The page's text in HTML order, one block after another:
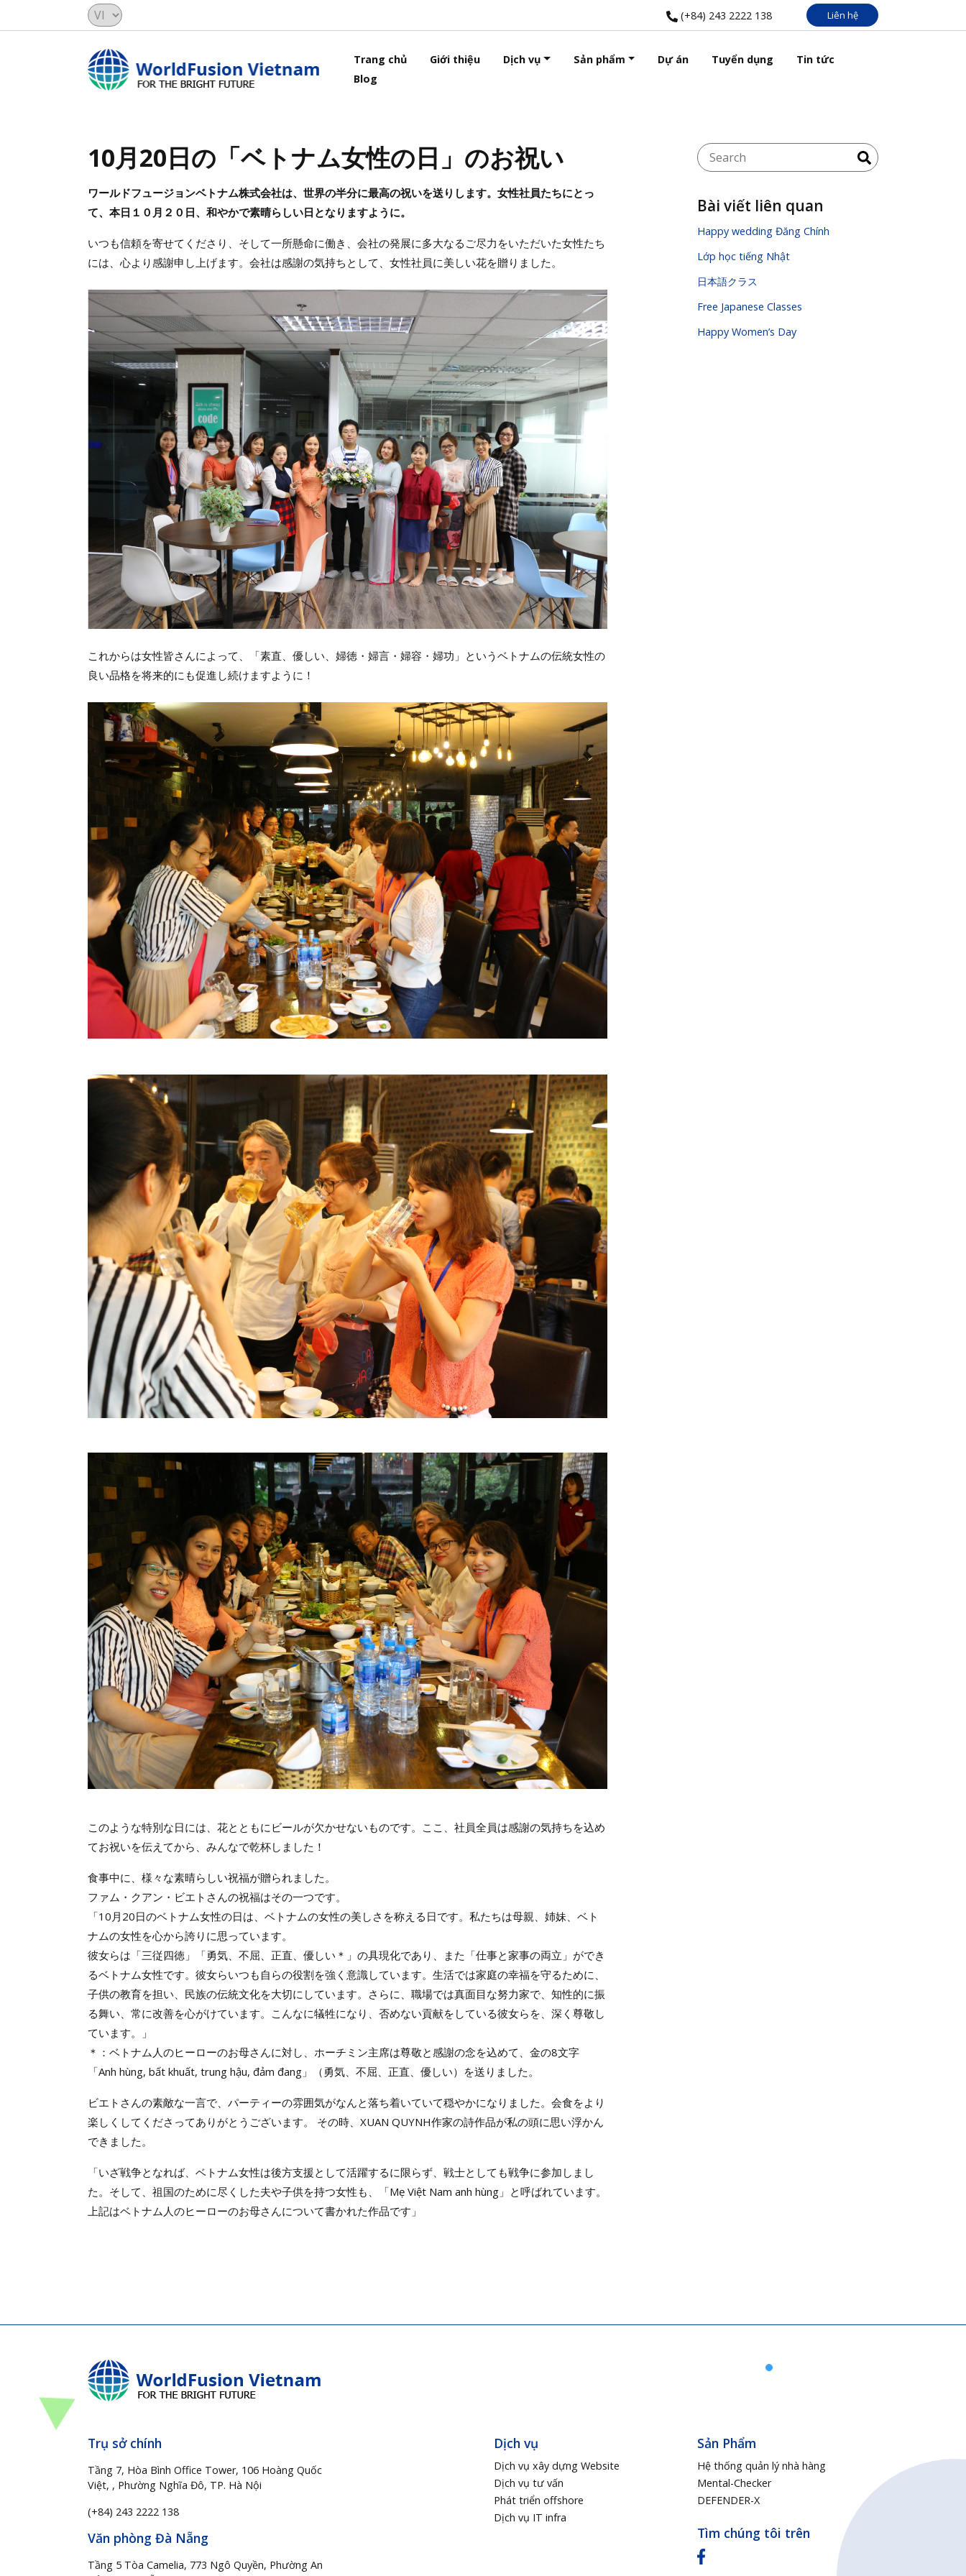
(+84) 243 2222 138 Liên hệ
Trang chủ Giới thiệu Dịch vụ Sản phẩm Dự án Tuyển dụng
Tin tức
Blog
10月20日の「ベトナム女性の日」のお祝い
ワールドフュージョンベトナム株式会社は、世界の半分に最高の祝いを送りします。女性社員たちにとっ
て、本日１０月２０日、和やかで素晴らしい日となりますように。
いつも信頼を寄せてくださり、そして一所懸命に働き、会社の発展に多大なるご尽力をいただいた女性たち
には、心より感謝申し上げます。会社は感謝の気持ちとして、女性社員に美しい花を贈りました。
これからは女性皆さんによって、「素直、優しい、婦徳・婦言・婦容・婦功」というベトナムの伝統女性の
良い品格を将来的にも促進し続けますように！
このような特別な日には、花とともにビールが欠かせないものです。ここ、社員全員は感謝の気持ちを込め
てお祝いを伝えてから、みんなで乾杯しました！
食事中に、様々な素晴らしい祝福が贈られました。
ファム・クアン・ビエトさんの祝福はその一つです。
「10月20日のベトナム女性の日は、ベトナムの女性の美しさを称える日です。私たちは母親、姉妹、ベト
ナムの女性を心から誇りに思っています。
彼女らは「三従四徳」「勇気、不屈、正直、優しい＊」の具現化であり、また「仕事と家事の両立」ができ
るベトナム女性です。彼女らいつも自らの役割を強く意識しています。生活では家庭の幸福を守るために、
子供の教育を担い、民族の伝統文化を大切にしています。さらに、職場では真面目な努力家で、知性的に振
る舞い、常に改善を心がけています。こんなに犠牲になり、否めない貢献をしている彼女らを、深く尊敬し
ています。」
＊：ベトナム人のヒーローのお母さんに対し、ホーチミン主席は尊敬と感謝の念を込めて、金の8文字
「Anh hùng, bất khuất, trung hậu, đảm đang」（勇気、不屈、正直、優しい）を送りました。
ビエトさんの素敵な一言で、パーティーの雰囲気がなんと落ち着いていて穏やかになりました。会食をより
楽しくしてくださってありがとうございます。 その時、XUAN QUYNH作家の詩作品が私の頭に思い浮かん
できました。
「いざ戦争となれば、ベトナム女性は後方支援として活躍するに限らず、戦士としても戦争に参加しまし
た。そして、祖国のために尽くした夫や子供を持つ女性も、「Mẹ Việt Nam anh hùng」と呼ばれています。
上記はベトナム人のヒーローのお母さんについて書かれた作品です」
Bài viết liên quan
Happy wedding Đăng Chính
Lớp học tiếng Nhật
日本語クラス
Free Japanese Classes
Happy Women’s Day
Trụ sở chính
Tầng 7, Hòa Bình Office Tower, 106 Hoàng Quốc
Việt, , Phường Nghĩa Đô, TP. Hà Nội
(+84) 243 2222 138
Văn phòng Đà Nẵng
Tầng 5 Tòa Camelia, 773 Ngô Quyền, Phường An
Dịch vụ
Dịch vụ xây dựng Website
Dịch vụ tư vấn
Phát triển offshore
Dịch vụ IT infra
Sản Phẩm
Hệ thống quản lý nhà hàng
Mental-Checker
DEFENDER-X
Tìm chúng tôi trên